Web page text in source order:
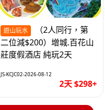
遊山玩水
二位減$200）增城.百花山
莊度假酒店 純玩2天
JS-KCJC02-2026-08-12
2天 $298+